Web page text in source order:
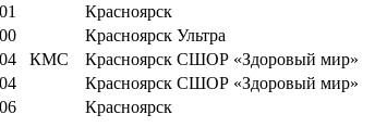
Красноярск
Красноярск Ультра
КМС Красноярск СШОР «Здоровый мир»
Красноярск СШОР «Здоровый мир»
Красноярск